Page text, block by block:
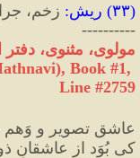
(۳۳) ریش: زخم،
----------
مولوی، مثنوی، دفتر
Book #1,
Line #2759
عاشقِ تصویر و وَهمِ
کی بُوَد از عاشقانِ